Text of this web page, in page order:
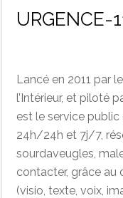
URGENCE-
Lancé en 2011 par
l’Intérieur, et piloté
est le service public
24h/24h et 7j/7,
sourdaveugles,
contacter, grâce au
(visio, texte, voix,